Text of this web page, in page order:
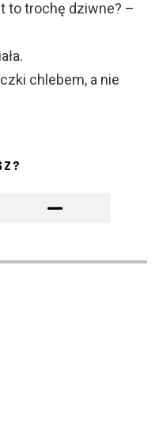
to trochę dziwne? –
chlebem, a nie